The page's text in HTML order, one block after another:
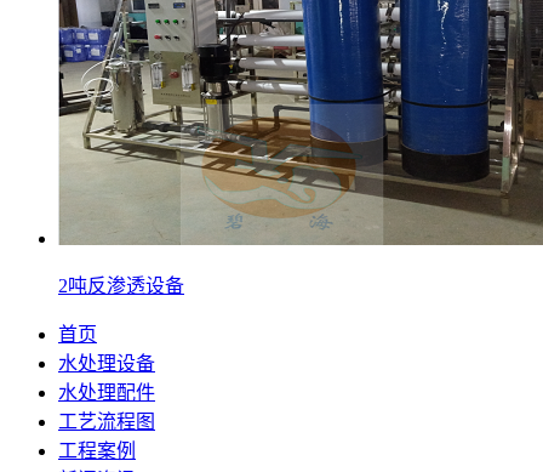
2吨反渗透设备
首页
水处理设备
水处理配件
工艺流程图
工程案例